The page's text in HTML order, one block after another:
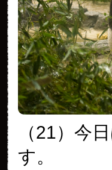
（21）今
す。